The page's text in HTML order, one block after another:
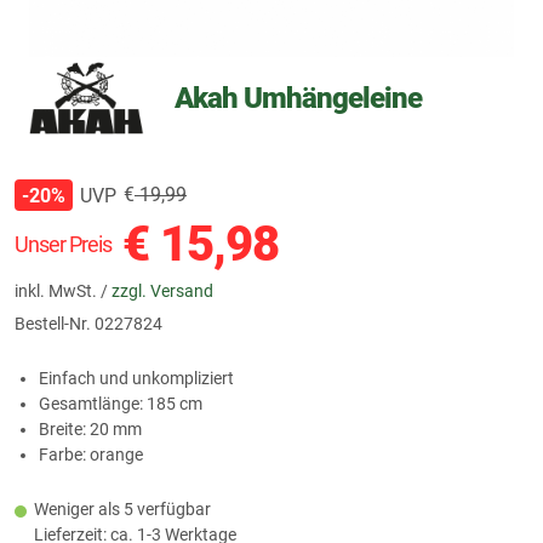
Akah Umhängeleine
Unser Preis € 15,98
inkl. MwSt. /zzgl. Versand
-20% UVP €19,99
Bestell-Nr. 0227824
Einfach und unkompliziert
Gesamtlänge: 185 cm
Breite: 20 mm
Farbe: orange
Weniger als 5 verfügbar
Lieferzeit: ca. 1-3 Werktage